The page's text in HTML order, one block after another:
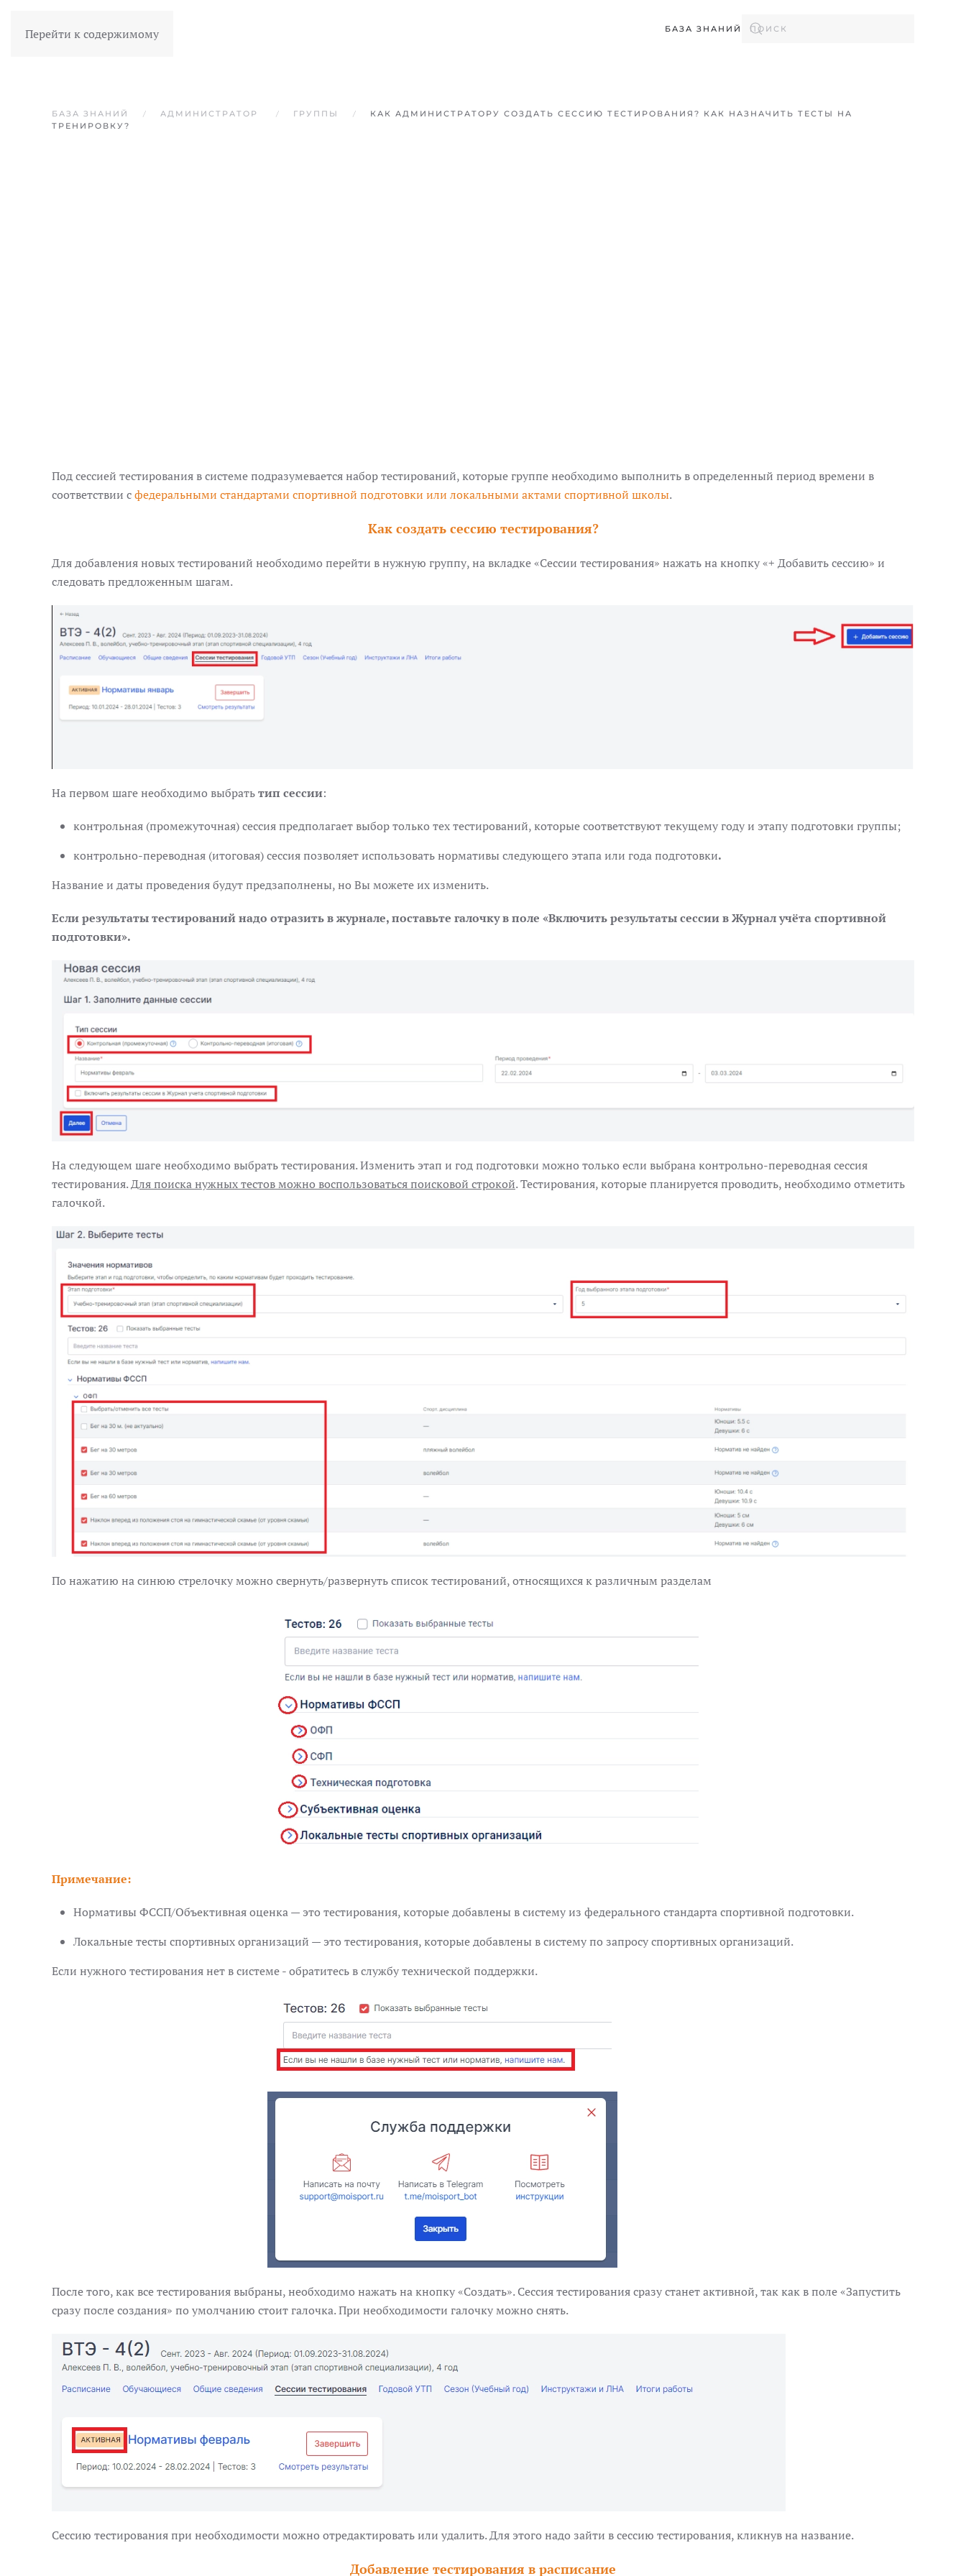
Перейти к содержимому БАЗА ЗНАНИЙ
БАЗА ЗНАНИЙ АДМИНИСТРАТОР ГРУППЫ
КАК АДМИНИСТРАТОРУ СОЗДАТЬ СЕССИЮ ТЕСТИРОВАНИЯ? КАК НАЗНАЧИТЬ ТЕСТЫ НА
ТРЕНИРОВКУ?
Под сессией тестирования в системе подразумевается набор тестирований, которые группе необходимо выполнить в определенный период времени в
соответствии сфедеральными стандартами спортивной подготовки или локальными актами спортивной школы.
Как создать сессию тестирования?
Для добавления новых тестирований необходимо перейти в нужную группу, на вкладке «Сессии тестирования» нажать на кнопку «‎+ Добавить сессию» и
следовать предложенным шагам.
На первом шаге необходимо выбратьтип сессии:
контрольная (промежуточная) сессия предполагает выбор только тех тестирований, которые соответствуют текущему году и этапу подготовки группы;
контрольно-переводная (итоговая) сессия позволяет использовать нормативы следующего этапа или года подготовки.
Название и даты проведения будут предзаполнены, но Вы можете их изменить.
Если результаты тестирований надо отразить в журнале, поставьте галочку в поле «‎Включить результаты сессии в Журнал учёта спортивной
подготовки».
На следующем шаге необходимо выбрать тестирования. Изменить этап и год подготовки можно только если выбрана контрольно-переводная сессия
тестирования.Для поиска нужных тестов можно воспользоваться поисковой строкой. Тестирования, которые планируется проводить, необходимо отметить
галочкой.
По нажатию на синюю стрелочку можно свернуть/развернуть список тестирований, относящихся к различным разделам
Примечание:
Нормативы ФССП/Объективная оценка — это тестирования, которые добавлены в систему из федерального стандарта спортивной подготовки.
Локальные тесты спортивных организаций — это тестирования, которые добавлены в систему по запросу спортивных организаций.
Если нужного тестирования нет в системе - обратитесь в службу технической поддержки.
После того, как все тестирования выбраны, необходимо нажать на кнопку «‎Создать»‎. Сессия тестирования сразу станет активной, так как в поле «‎Запустить
сразу после создания»‎ по умолчанию стоит галочка. При необходимости галочку можно снять.
Сессию тестирования при необходимости можно отредактировать или удалить. Для этого надо зайти в сессию тестирования, кликнув на название.
Добавление тестирования в расписание